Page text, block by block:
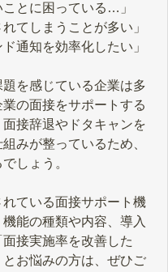
ことに困っている…」
てしまうことが多い」
通知を効率化したい」
題を感じている企業は多
の面接をサポートする
接辞退やドタキャンを
みが整っているため、
しょう。
ている面接サポート機
能の種類や内容、導入
接実施率を改善した
お悩みの方は、ぜひご